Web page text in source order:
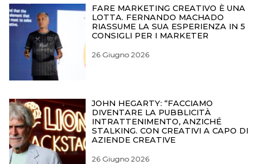
FARE MARKETING CREATIVO È UNA
LOTTA. FERNANDO MACHADO
RIASSUME LA SUA ESPERIENZA IN 5
CONSIGLI PER I MARKETER
26 Giugno 2026
JOHN HEGARTY: “FACCIAMO
DIVENTARE LA PUBBLICITÀ
INTRATTENIMENTO, ANZICHÉ
STALKING. CON CREATIVI A CAPO DI
AZIENDE CREATIVE
26 Giugno 2026